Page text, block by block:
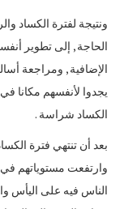
ونتيجة لفترة الكساد
الحاجة , إلى تطوير
الإضافية , ومراجعة
يجدوا لأنفسهم مكانا
الكساد شراسة .
بعد أن تنتهي فترة
وارتفعت مستوياتهم
الناس فيه على اليأس